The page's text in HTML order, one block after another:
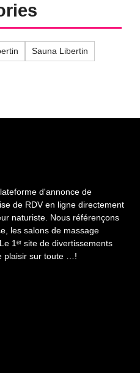
Sauna Libertin
d'annonce de
de RDV en ligne directement
naturiste. Nous référençons
les salons de massage
1ᵉʳ site de divertissements
plaisir sur toute …!